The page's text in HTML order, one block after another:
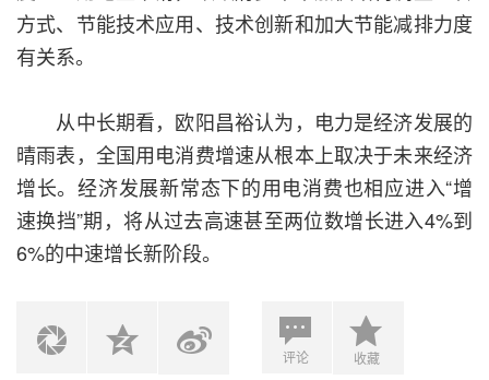
方式、节能技术应用、技术创新和加大节能减排力度
有关系。
从中长期看，欧阳昌裕认为，电力是经济发展的
晴雨表，全国用电消费增速从根本上取决于未来经济
增长。经济发展新常态下的用电消费也相应进入“增
速换挡”期，将从过去高速甚至两位数增长进入4%到
6%的中速增长新阶段。
评论 收藏